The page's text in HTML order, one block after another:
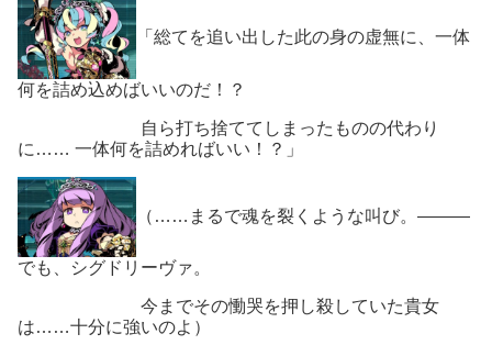
「総てを追い出した此の身の虚無に、一体
何を詰め込めばいいのだ！？
自ら打ち捨ててしまったものの代わり
に…… 一体何を詰めればいい！？」
（……まるで魂を裂くような叫び。―――
でも、シグドリーヴァ。
今までその慟哭を押し殺していた貴女
は……十分に強いのよ）